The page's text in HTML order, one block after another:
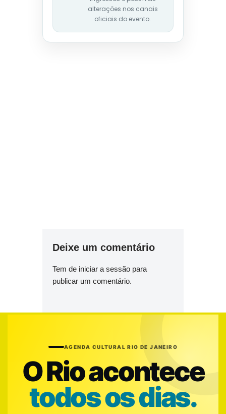
alterações nos canais
oficiais do evento.
Deixe um comentário
Tem de iniciar a sessão para
publicar um comentário.
AGENDA CULTURAL RIO DE JANEIRO
O Rio acontece
todos os dias.